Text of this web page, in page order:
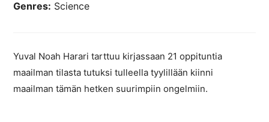
Genres: Science
Yuval Noah Harari tarttuu kirjassaan 21 oppituntia
maailman tilasta tutuksi tulleella tyylillään kiinni
maailman tämän hetken suurimpiin ongelmiin.